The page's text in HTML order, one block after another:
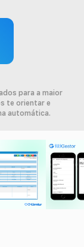
para a maior
te orientar e
automática.